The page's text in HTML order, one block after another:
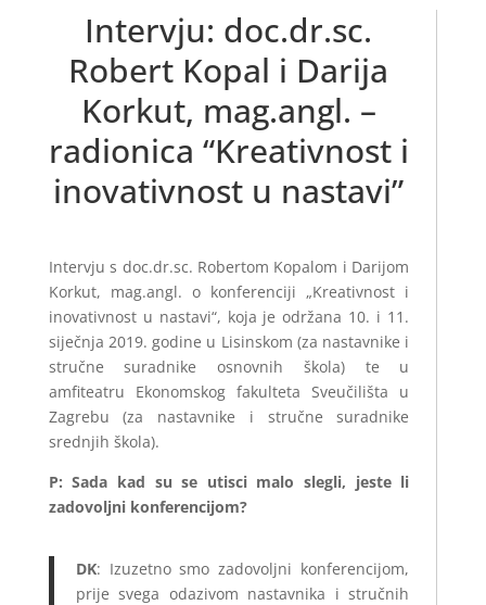
Intervju: doc.dr.sc.
Robert Kopal i Darija
Korkut, mag.angl. –
radionica “Kreativnost i
inovativnost u nastavi”
Intervju s doc.dr.sc. Robertom Kopalom i Darijom
Korkut, mag.angl. o konferenciji „Kreativnost i
inovativnost u nastavi“, koja je održana 10. i 11.
siječnja 2019. godine u Lisinskom (za nastavnike i
stručne suradnike osnovnih škola) te u
amfiteatru Ekonomskog fakulteta Sveučilišta u
Zagrebu (za nastavnike i stručne suradnike
srednjih škola).
P: Sada kad su se utisci malo slegli, jeste li
zadovoljni konferencijom?
DK: Izuzetno smo zadovoljni konferencijom,
prije svega odazivom nastavnika i stručnih